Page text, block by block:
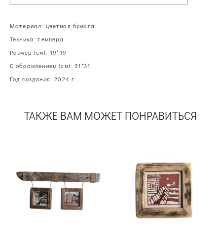
Материал: цветная бумага
Техника: темпера
Размер (см): 19*19
С обрамлением (см): 31*31
Год создания: 2024 г.
ТАКЖЕ ВАМ МОЖЕТ ПОНРАВИТЬСЯ